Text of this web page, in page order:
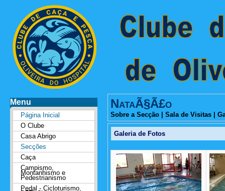
Menu
Página Inicial
O Clube
Casa Abrigo
Secções
Caça
Campismo,
Montanhismo e
Pedestrianismo
Pedal - Cicloturismo,
NataÃ§Ã£o
Sobre a Secção Sala de Visitas
Galeria de Fotos